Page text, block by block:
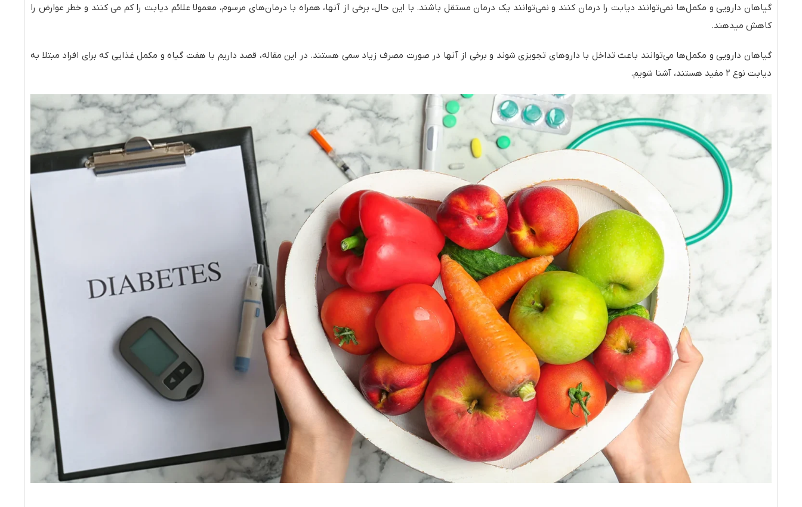
گیاهان دارویی و مکمل‌ها نمی‌توانند دیابت را درمان کنند و نمی‌توانند یک درمان مستقل باشند. با این حال، برخی از آنها، همراه با درمان‌های مرسوم، معمولا علائم دیابت را کم می کنند و خطر عوارض را
کاهش میدهند.
گیاهان دارویی و مکمل‌ها می‌توانند باعث تداخل با داروهای تجویزی شوند و برخی از آنها در صورت مصرف زیاد سمی هستند. در این مقاله، قصد داریم با هفت گیاه و مکمل غذایی که برای افراد مبتلا به
دیابت نوع ۲ مفید هستند، آشنا شویم.